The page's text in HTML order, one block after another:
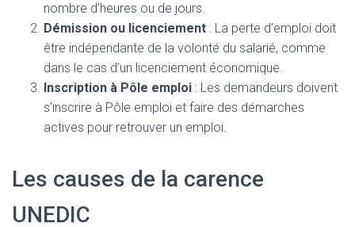
nombre d’heures ou de jours.
Démission ou licenciement : La perte d’emploi doit
être indépendante de la volonté du salarié, comme
dans le cas d’un licenciement économique.
Inscription à Pôle emploi : Les demandeurs doivent
s’inscrire à Pôle emploi et faire des démarches
actives pour retrouver un emploi.
Les causes de la carence
UNEDIC